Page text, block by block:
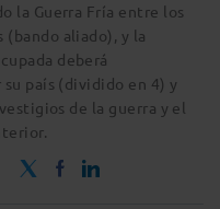
la Guerra Fría entre los
(bando aliado), y la
deberá
país (dividido en 4) y
de la guerra y el